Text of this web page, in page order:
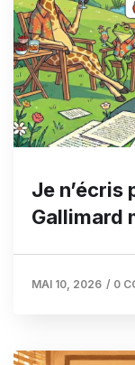
Je n’écris
Gallimard
MAI 10, 2026 / 0